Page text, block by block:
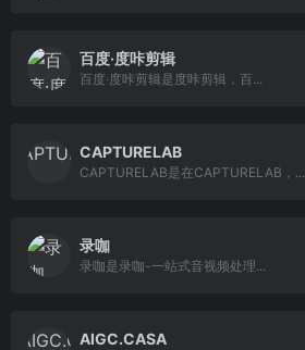
百度·度咔剪辑
百度·度咔剪辑是度咔剪辑，百...
CAPTURELAB
CAPTURELAB是在CAPTURELAB，...
录咖
录咖是录咖-一站式音视频处理...
AIGC.CASA